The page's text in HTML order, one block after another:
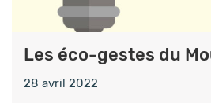
Les éco-gestes du
28 avril 2022